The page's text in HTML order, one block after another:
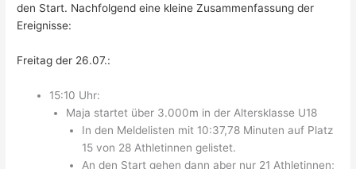
den Start. Nachfolgend eine kleine Zusammenfassung der
Ereignisse:
Freitag der 26.07.:
15:10 Uhr:
Maja startet über 3.000m in der Altersklasse U18
In den Meldelisten mit 10:37,78 Minuten auf Platz
15 von 28 Athletinnen gelistet.
An den Start gehen dann aber nur 21 Athletinnen;